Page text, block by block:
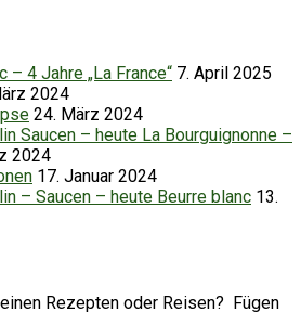
– 4 Jahre „La France“ 7. April 2025
2024
24. März 2024
Saucen – heute La Bourguignonne –
2024
17. Januar 2024
– Saucen – heute Beurre blanc 13.
Rezepten oder Reisen? Fügen